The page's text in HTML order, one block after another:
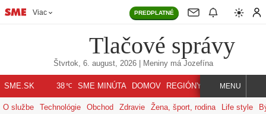
Viac PREDPLATNÉ
Tlačové správy
Štvrtok, 6. august, 2026| Meniny má Jozefína
SME.SK 38℃ SME MINÚTA DOMOV REGIÓNY INDEX SVET
MENU
O službe Technológie Obchod Zdravie Žena, šport, rodina Life style